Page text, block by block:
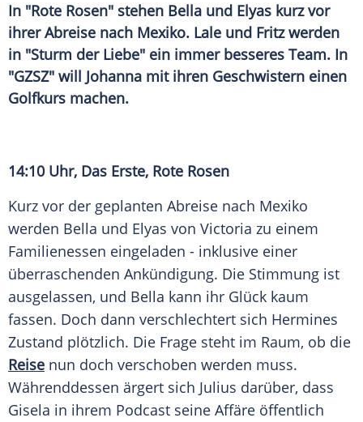
In "Rote Rosen" stehen Bella und Elyas kurz vor
ihrer Abreise nach Mexiko. Lale und Fritz werden
in "Sturm der Liebe" ein immer besseres Team. In
"GZSZ" will Johanna mit ihren Geschwistern einen
Golfkurs machen.
14:10 Uhr, Das Erste, Rote Rosen
Kurz vor der geplanten Abreise nach Mexiko
werden Bella und Elyas von Victoria zu einem
Familienessen eingeladen - inklusive einer
überraschenden Ankündigung. Die Stimmung ist
ausgelassen, und Bella kann ihr Glück kaum
fassen. Doch dann verschlechtert sich Hermines
Zustand plötzlich. Die Frage steht im Raum, ob die
Reise nun doch verschoben werden muss.
Währenddessen ärgert sich Julius darüber, dass
Gisela in ihrem Podcast seine Affäre öffentlich